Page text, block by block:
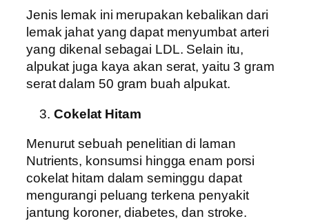
Jenis lemak ini merupakan kebalikan dari
lemak jahat yang dapat menyumbat arteri
yang dikenal sebagai LDL. Selain itu,
alpukat juga kaya akan serat, yaitu 3 gram
serat dalam 50 gram buah alpukat.
Cokelat Hitam
Menurut sebuah penelitian di laman
Nutrients, konsumsi hingga enam porsi
cokelat hitam dalam seminggu dapat
mengurangi peluang terkena penyakit
jantung koroner, diabetes, dan stroke.